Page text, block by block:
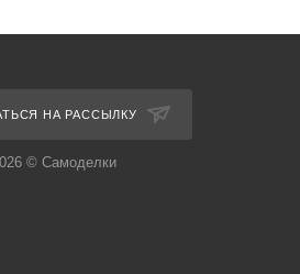
НА РАССЫЛКУ
© Самоделки